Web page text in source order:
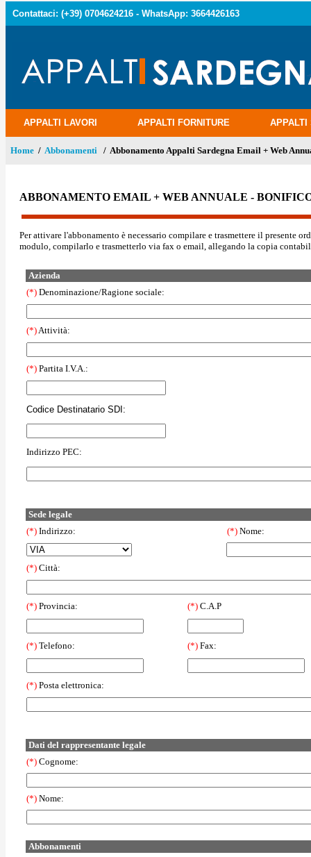
Contattaci: (+39) 0704624216 - WhatsApp: 3664426163
APPALTI LAVORI APPALTI FORNITURE APPALTI
Home / Abbonamenti / Abbonamento Appalti Sardegna Email + Web
ABBONAMENTO EMAIL + WEB ANNUALE -
Per attivare l'abbonamento è necessario compilare e trasmettere il presente
modulo, compilarlo e trasmetterlo via fax o email, allegando la copia
Azienda
(*) Denominazione/Ragione sociale:
(*)Attività:
(*) Partita I.V.A.:
Codice Destinatario SDI:
Indirizzo PEC:
Sede legale
(*) Indirizzo: (*) Nome:
(*) Città:
(*) Provincia: (*) C.A.P
(*) Telefono: (*) Fax:
(*) Posta elettronica:
Dati del rappresentante legale
(*) Cognome:
(*) Nome:
Abbonamenti